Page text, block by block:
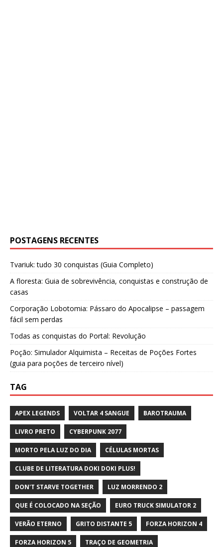
POSTAGENS RECENTES
Tvariuk: tudo 30 conquistas (Guia Completo)
A floresta: Guia de sobrevivência, conquistas e construção de
casas
Corporação Lobotomia: Pássaro do Apocalipse – passagem
fácil sem perdas
Todas as conquistas do Portal: Revolução
Poção: Simulador Alquimista – Receitas de Poções Fortes
(guia para poções de terceiro nível)
TAG
APEX LEGENDS VOLTAR 4 SANGUE BAROTRAUMA
LIVRO PRETO CYBERPUNK 2077
MORTO PELA LUZ DO DIA CÉLULAS MORTAS
CLUBE DE LITERATURA DOKI DOKI PLUS!
DON'T STARVE TOGETHER LUZ MORRENDO 2
QUE É COLOCADO NA SEÇÃO EURO TRUCK SIMULATOR 2
VERÃO ETERNO GRITO DISTANTE 5 FORZA HORIZON 4
FORZA HORIZON 5 TRAÇO DE GEOMETRIA